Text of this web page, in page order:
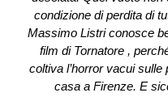
condizione di perdita di
Massimo Listri conosce
film di Tornatore ,
coltiva l’horror vacui
casa a Firenze. E